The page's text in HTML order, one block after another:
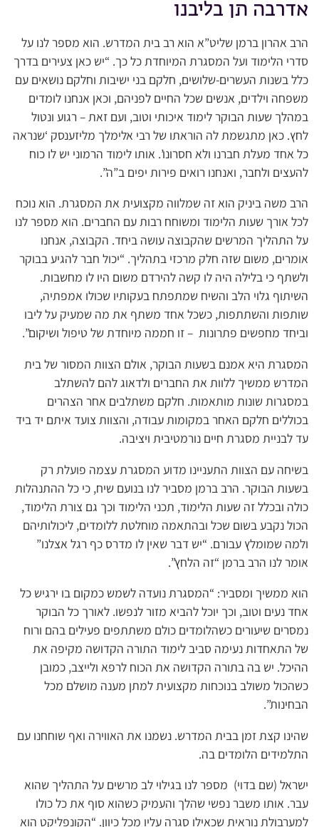
אדרבה תן בליבנו
הרב אהרון ברמן שליט”א הוא רב בית המדרש. הוא מספר לנו על
סדרי הלימוד ועל המסגרת המיוחדת כל כך. “יש כאן צעירים בדרך
כלל בשנות העשרים-שלושים, חלקם בני ישיבות וחלקם נושאים עם
משפחה וילדים, אנשים שכל החיים לפניהם, וכאן אנחנו לומדים
במהלך שעות הבוקר לימוד איכותי וטוב, ועם זאת – רגוע ונטול
לחץ. כאן מתגשמת לה הוראתו של רבי אלימלך מליזענסק ‘שנראה
כל אחד מעלת חברנו ולא חסרונו’. אותו לימוד הרמוני יש לו כוח
להעצים ולחבר, ואנחנו רואים פירות יפים ב”ה”.
הרב משה ביניק הוא זה שמלווה מקצועית את המסגרת. הוא נוכח
לכל אורך שעות הלימוד ומשוחח רבות עם החברים. הוא מספר לנו
על התהליך המרשים שהקבוצה עושה ביחד. הקבוצה, אנחנו
אומרים, משום שזה חלק מרכזי בתהליך. “יכול חבר להגיע בבוקר
ולשתף כי בלילה היה לו קשה להירדם משום היו לו מחשבות.
השיתוף גלוי הלב והשיח שמתפתח בעקותיו שכולו אמפתיה,
שותפות והשתתפות, כשכל אחד משתף את מה שמעיק על ליבו
וביחד מחפשים פתרונות – זו חממה מיוחדת של טיפול ושיקום”.
המסגרת היא אמנם בשעות הבוקר, אולם הצוות המסור של בית
המדרש ממשיך ללוות את החברים ולדאוג להם להשתלב
במסגרות שונות מותאמות. חלקם משתלבים אחר הצהרים
בכוללים חלקם האחר במקומות עבודה, והצוות צועד איתם יד ביד
עד לבניית מסגרת חיים נורמטיבית ויציבה.
בשיחה עם הצוות התעניינו מדוע המסגרת עצמה פועלת רק
בשעות הבוקר. הרב ברמן מסביר לנו בנועם שיח, כי כל ההתנהלות
כולה ובכלל זה שעות הלימוד, תכני הלימוד וכך גם צורת הלימוד,
הכול נקבע בשום שכל ובהתאמה מוחלטת ללומדים, ליכולותיהם
ולמה שמומלץ עבורם. “יש דבר שאין לו מדרס כף רגל אצלנו”
אומר לנו הרב ברמן “זה הלחץ”.
הוא ממשיך ומסביר: “המסגרת נועדה לשמש כמקום בו ירגיש כל
אחד נעים וטוב, וכך יוכל להביא מזור לנפשו. לאורך כל הבוקר
נמסרים שיעורים כשהלומדים כולם משתתפים פעילים בהם ורוח
של התאחדות נעימה סביב לימוד התורה הקדושה מקיפה את
ההיכל. יש בה בתורה הקדושה את הכוח לרפא ולייצב, כמובן
כשהכול משולב בנוכחות מקצועית למתן מענה מושלם מכל
הבחינות”.
שהינו קצת זמן בבית המדרש. נשמנו את האווירה ואף שוחחנו עם
התלמידים הלומדים בה.
ישראל (שם בדוי) מספר לנו בגילוי לב מרשים על התהליך שהוא
עבר. אותו משבר נפשי שהלך והעמיק כשהוא סוף את כל כולו
למערבולת נוראית שכאילו סגרה עליו מכל כיוון. “הקונפליקט הוא